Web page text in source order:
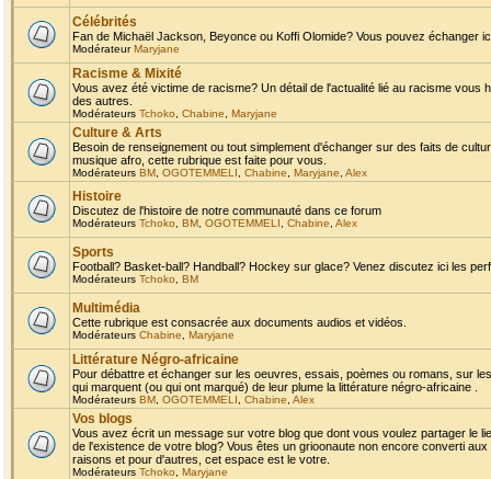
Célébrités
Fan de Michaël Jackson, Beyonce ou Koffi Olomide? Vous pouvez échanger
ModérateurMaryjane
Racisme & Mixité
Vous avez été victime de racisme? Un détail de l'actualité lié au racisme
des autres.
Modérateurs Tchoko Chabine Maryjane
Culture & Arts
Besoin de renseignement ou tout simplement d'échanger sur des faits de
musique afro, cette rubrique est faite pour vous.
Modérateurs BM OGOTEMMELI Chabine Maryjane Alex
Histoire
Discutez de l'histoire de notre communauté dans ce forum
Modérateurs Tchoko BM OGOTEMMELI Chabine Alex
Sports
Football? Basket-ball? Handball? Hockey sur glace? Venez discutez ici les
Modérateurs Tchoko BM
Multimédia
Cette rubrique est consacrée aux documents audios et vidéos.
Modérateurs Chabine Maryjane
Littérature Négro-africaine
Pour débattre et échanger sur les oeuvres, essais, poèmes ou romans, sur
qui marquent (ou qui ont marqué) de leur plume la littérature négro-africaine .
Modérateurs BM OGOTEMMELI Chabine Alex
Vos blogs
Vous avez écrit un message sur votre blog que dont vous voulez partager le
de l'existence de votre blog? Vous êtes un grioonaute non encore converti
raisons et pour d'autres, cet espace est le votre.
Modérateurs Tchoko Maryjane